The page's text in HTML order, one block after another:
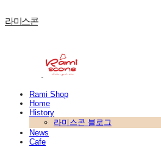
라미스콘
Rami Shop
Home
History
라미스콘 블로그
News
Cafe